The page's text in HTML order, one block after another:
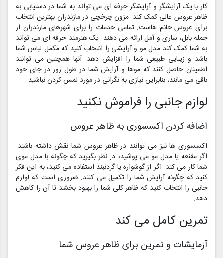
کار با یک آرایشگر و آرایشگر حرفه ای می تواند به شما در دستیابی به
ظاهر عروس عالی کمک کند. مزون چرخچی در مازندران بهترین انتخاب
برای عروس خانم هاست. تمامی خدمات را برای شهرهای مازندران از
جمله بابل، ساری و آمل ارائه می دهند. یک هنرمند حرفه ای می تواند
به شما کمک کند مدل مو و آرایشی را انتخاب کنید که مکمل لباس شما
باشد و زیبایی طبیعی شما را افزایش دهد. آنها همچنین می توانند
اطمینان حاصل کنند که موها و آرایش شما در طول روز در جای خود
باقی می مانند، بنابراین نیازی به نگرانی در مورد لمس کردن نباشید.
لوازم جانبی را فراموش نکنید
اضافه کردن اکسسوری به ظاهر عروس
اکسسوری ها نیز می توانند در ظاهر عروس شما نقش داشته باشند.
اگر مقنعه یا مدل مو می پوشید، در نظر بگیرید که چگونه با مدل موی
شما کار می کند. اگر از گوشواره یا گردنبند استفاده می کنید، به این فکر
کنید که چگونه آرایش شما را تکمیل می کنند. ضروری است که لوازم
جانبی را انتخاب کنید که ظاهر کلی شما را بهبود بخشد تا آن را کاهش
دهد.
تمرین کامل می کند
آزمایشات و تمرین برای ظاهر عروس شما